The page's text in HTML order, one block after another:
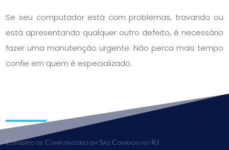
Se seu computador está com problemas, travando ou
está apresentando qualquer outro defeito, é necessário
fazer uma manutenção urgente. Não perca mais tempo
confie em quem é especializado.
Conserto de Computadores em São Conrado no RJ